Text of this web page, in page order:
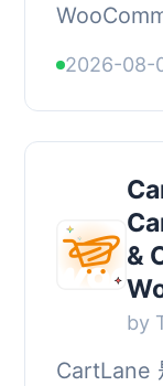
升客戶的
信任感強
2026-08-
&
by
CartLane